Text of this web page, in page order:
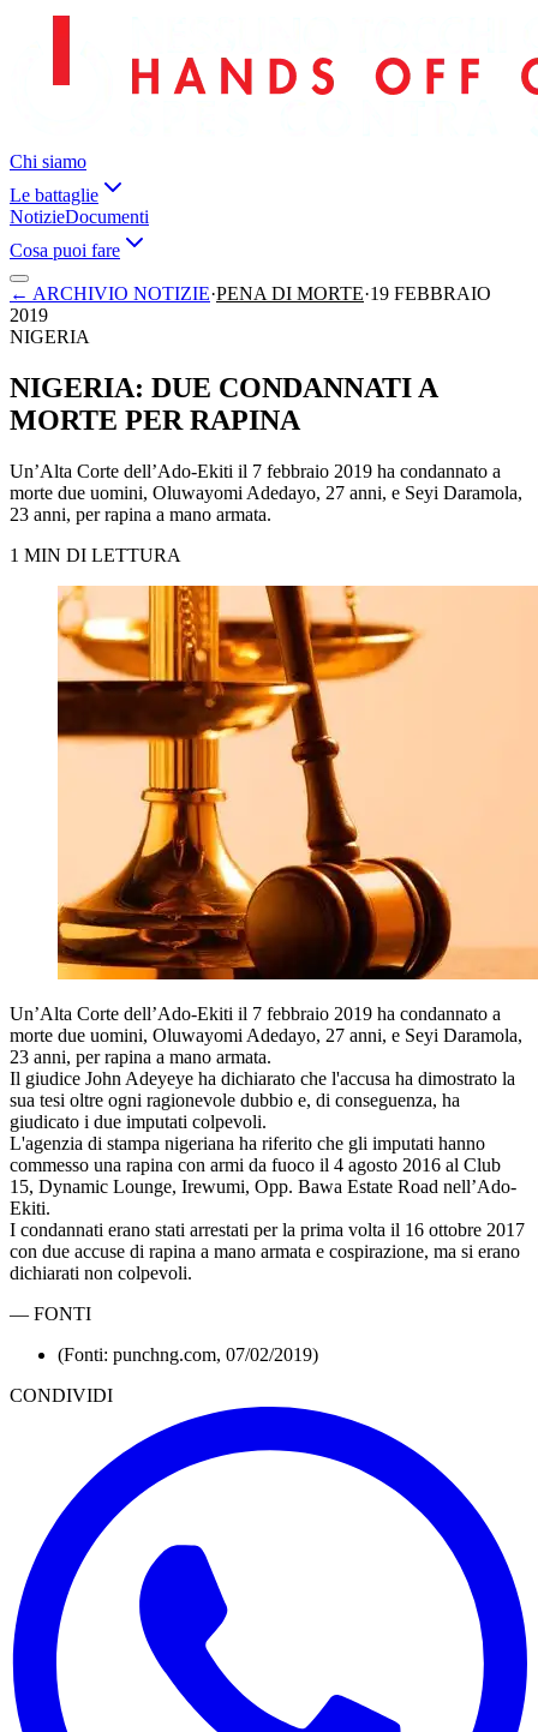
Chi siamo
Le battaglie
NotizieDocumenti
Cosa puoi fare
← ARCHIVIO NOTIZIE·PENA DI MORTE·19 FEBBRAIO
2019
NIGERIA
NIGERIA: DUE CONDANNATI A
MORTE PER RAPINA
Un’Alta Corte dell’Ado-Ekiti il 7 febbraio 2019 ha condannato a
morte due uomini, Oluwayomi Adedayo, 27 anni, e Seyi Daramola,
23 anni, per rapina a mano armata.
1 MIN DI LETTURA
Un’Alta Corte dell’Ado-Ekiti il 7 febbraio 2019 ha condannato a
morte due uomini, Oluwayomi Adedayo, 27 anni, e Seyi Daramola,
23 anni, per rapina a mano armata.
Il giudice John Adeyeye ha dichiarato che l'accusa ha dimostrato la
sua tesi oltre ogni ragionevole dubbio e, di conseguenza, ha
giudicato i due imputati colpevoli.
L'agenzia di stampa nigeriana ha riferito che gli imputati hanno
commesso una rapina con armi da fuoco il 4 agosto 2016 al Club
15, Dynamic Lounge, Irewumi, Opp. Bawa Estate Road nell’Ado-
Ekiti.
I condannati erano stati arrestati per la prima volta il 16 ottobre 2017
con due accuse di rapina a mano armata e cospirazione, ma si erano
dichiarati non colpevoli.
— FONTI
(Fonti: punchng.com, 07/02/2019)
CONDIVIDI